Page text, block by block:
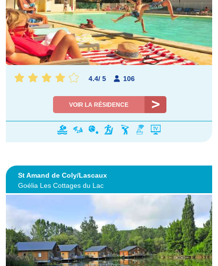
4.4/ 5 106
VOIR LA RÉSIDENCE
St Amand de Coly/Lascaux
Goélia Les Cottages du Lac